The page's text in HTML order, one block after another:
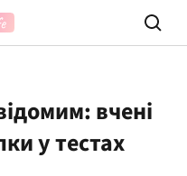
вчені
у тестах